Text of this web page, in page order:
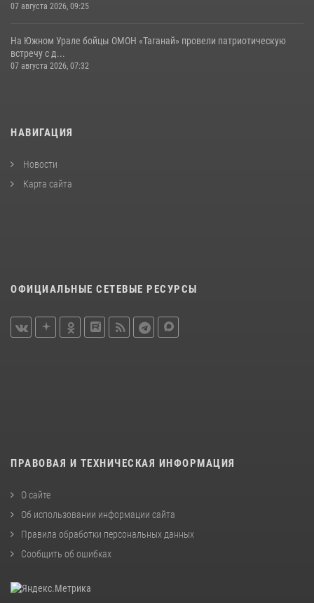
07 августа 2026, 09:25
На Южном Урале бойцы ОМОН «Таганай» провели патриотическую
встречу с д...
07 августа 2026, 07:32
НАВИГАЦИЯ
Новости
Карта сайта
ОФИЦИАЛЬНЫЕ СЕТЕВЫЕ РЕСУРСЫ
ПРАВОВАЯ И ТЕХНИЧЕСКАЯ ИНФОРМАЦИЯ
О сайте
Об использовании информации сайта
Правила обработки персональных данных
Сообщить об ошибках